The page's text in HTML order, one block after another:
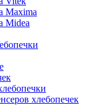
Maxima
Midea
хлебопечек